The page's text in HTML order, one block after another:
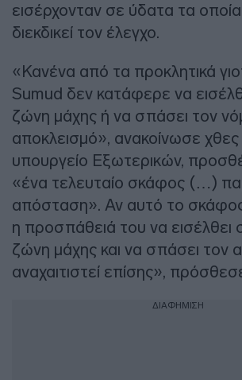
εισέρχονταν σε ύδατα τα
διεκδικεί τον έλεγχο.
«Κανένα από τα προκλητικά
Sumud δεν κατάφερε να
ζώνη μάχης ή να σπάσει τον
αποκλεισμό», ανακοίνωσε χθες
υπουργείο Εξωτερικών,
«ένα τελευταίο σκάφος (…)
απόσταση». Αν αυτό το σκάφος
η προσπάθειά του να εισέλθει
ζώνη μάχης και να σπάσει τον
αναχαιτιστεί επίσης»,
ΔΙΑΦΗΜΙΣΗ